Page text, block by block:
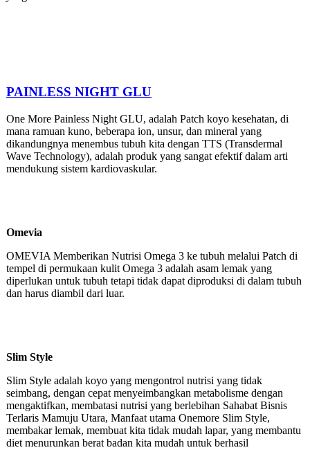
PAINLESS NIGHT GLU
One More Painless Night GLU, adalah Patch koyo kesehatan, di
mana ramuan kuno, beberapa ion, unsur, dan mineral yang
dikandungnya menembus tubuh kita dengan TTS (Transdermal
Wave Technology), adalah produk yang sangat efektif dalam arti
mendukung sistem kardiovaskular.
Omevia
OMEVIA Memberikan Nutrisi Omega 3 ke tubuh melalui Patch di
tempel di permukaan kulit Omega 3 adalah asam lemak yang
diperlukan untuk tubuh tetapi tidak dapat diproduksi di dalam tubuh
dan harus diambil dari luar.
Slim Style
Slim Style adalah koyo yang mengontrol nutrisi yang tidak
seimbang, dengan cepat menyeimbangkan metabolisme dengan
mengaktifkan, membatasi nutrisi yang berlebihan Sahabat Bisnis
Terlaris Mamuju Utara, Manfaat utama Onemore Slim Style,
membakar lemak, membuat kita tidak mudah lapar, yang membantu
diet menurunkan berat badan kita mudah untuk berhasil